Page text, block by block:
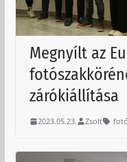
Megnyílt az
zárókiállítása
2023.05.23. Zsolt